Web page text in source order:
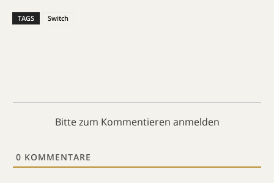
TAGS Switch
Bitte zum Kommentieren anmelden
0 KOMMENTARE